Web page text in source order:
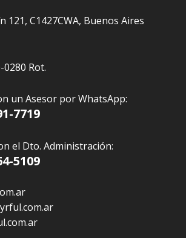
121, C1427CWA, Buenos Aires
0280 Rot.
un Asesor por WhatsApp:
7719
el Dto. Administración:
5109